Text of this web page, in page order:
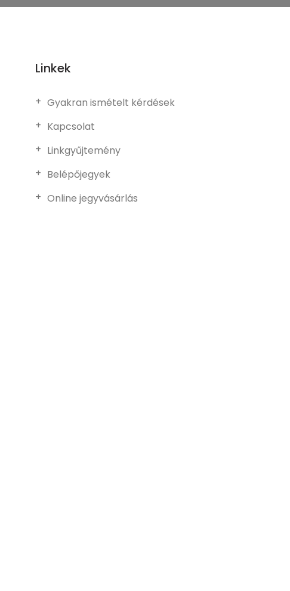
Linkek
Gyakran ismételt kérdések
Kapcsolat
Linkgyűjtemény
Belépőjegyek
Online jegyvásárlás